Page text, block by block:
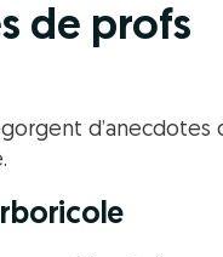
de profs